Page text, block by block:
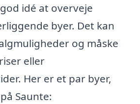
idé at overveje
byer. Det kan
og måske
eller
Her er et par byer,
Saunte: